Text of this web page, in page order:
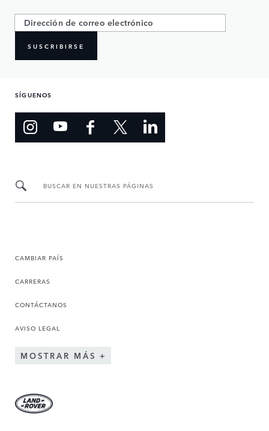
SUSCRIBIRSE
SÍGUENOS
BUSCAR EN NUESTRAS PÁGINAS
CAMBIAR PAÍS
CARRERAS
CONTÁCTANOS
AVISO LEGAL
MOSTRAR MÁS